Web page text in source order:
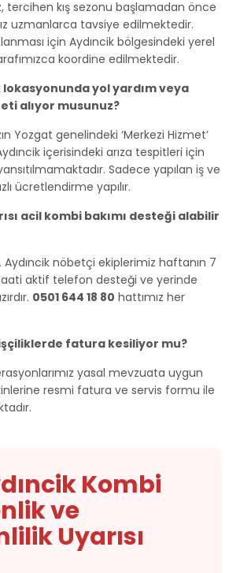
tercihen kış sezonu başlamadan önce
uzmanlarca tavsiye edilmektedir.
için Aydıncik bölgesindeki yerel
koordine edilmektedir.
lokasyonunda yol yardım veya
alıyor musunuz?
Yozgat genelindeki ‘Merkezi Hizmet’
içerisindeki arıza tespitleri için
Sadece yapılan iş ve
ücretlendirme yapılır.
acil kombi bakımı desteği alabilir
Aydıncik nöbetçi ekiplerimiz haftanın 7
aktif telefon desteği ve yerinde
0501 644 18 80 hattımız her
işçiliklerde fatura kesiliyor mu?
yasal mevzuata uygun
resmi fatura ve servis formu ile
Kombi
ve
Uyarısı